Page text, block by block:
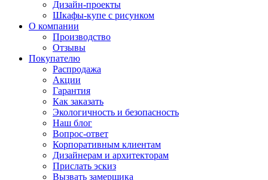
Дизайн-проекты
Шкафы-купе с рисунком
О компании
Производство
Отзывы
Покупателю
Распродажа
Акции
Гарантия
Как заказать
Экологичность и безопасность
Наш блог
Вопрос-ответ
Корпоративным клиентам
Дизайнерам и архитекторам
Прислать эскиз
Вызвать замерщика